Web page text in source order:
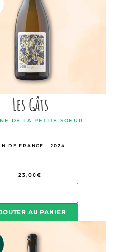
Les Gâts
DE LA PETITE SOEUR
DE FRANCE - 2024
23,00€
AU PANIER